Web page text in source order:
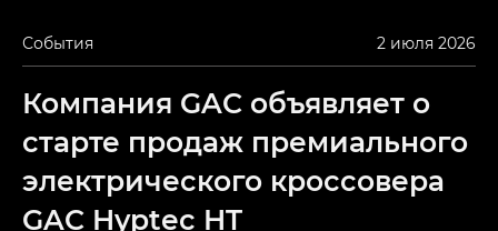
События 2 июля 2026
Компания GAC объявляет о
старте продаж премиального
электрического кроссовера
GAC Hyptec HT